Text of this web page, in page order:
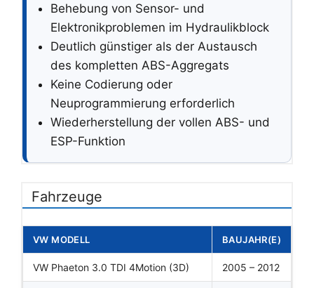
Behebung von Sensor- und
Elektronikproblemen im Hydraulikblock
Deutlich günstiger als der Austausch
des kompletten ABS-Aggregats
Keine Codierung oder
Neuprogrammierung erforderlich
Wiederherstellung der vollen ABS- und
ESP-Funktion
Fahrzeuge
VW MODELL BAUJAHR(E)
VW Phaeton 3.0 TDI 4Motion (3D) 2005 – 2012